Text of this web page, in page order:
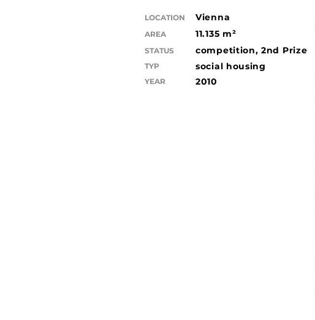
LOCATION Vienna
AREA 11.135 m²
STATUS competition, 2nd Prize
TYP social housing
YEAR 2010